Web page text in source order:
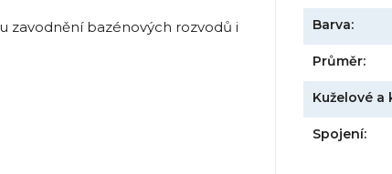
zavodnění bazénových rozvodů i
Barva:
Průměr:
Kuželové a
Spojení: